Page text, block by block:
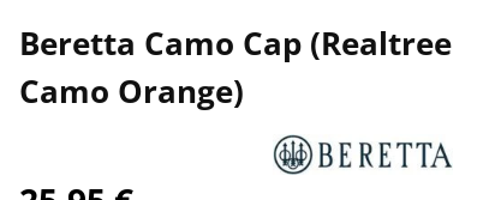
Beretta Camo Cap (Realtree
Camo Orange)